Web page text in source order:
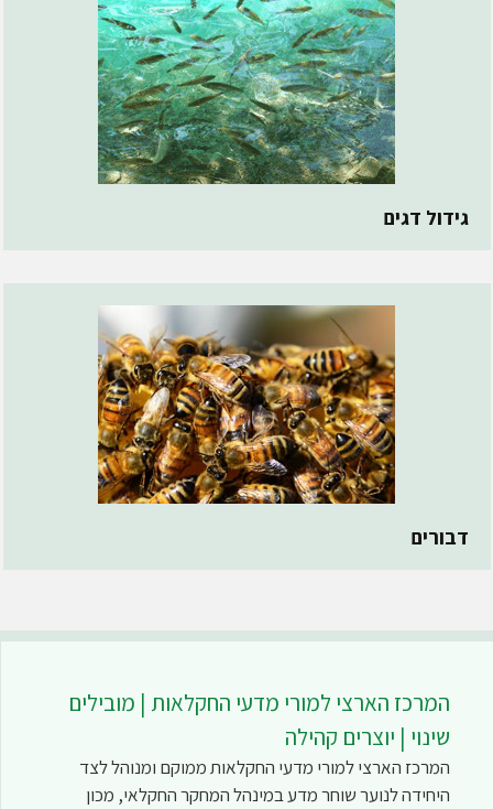
גידול דגים
דבורים
המרכז הארצי למורי מדעי החקלאות | מובילים
שינוי | יוצרים קהילה
המרכז הארצי למורי מדעי החקלאות ממוקם ומנוהל לצד
היחידה לנוער שוחר מדע במינהל המחקר החקלאי, מכון